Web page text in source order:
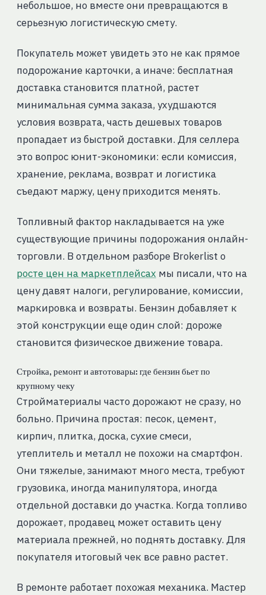
небольшое, но вместе они превращаются в
серьезную логистическую смету.
Покупатель может увидеть это не как прямое
подорожание карточки, а иначе: бесплатная
доставка становится платной, растет
минимальная сумма заказа, ухудшаются
условия возврата, часть дешевых товаров
пропадает из быстрой доставки. Для селлера
это вопрос юнит-экономики: если комиссия,
хранение, реклама, возврат и логистика
съедают маржу, цену приходится менять.
Топливный фактор накладывается на уже
существующие причины подорожания онлайн-
торговли. В отдельном разборе Brokerlist о
росте цен на маркетплейсах мы писали, что на
цену давят налоги, регулирование, комиссии,
маркировка и возвраты. Бензин добавляет к
этой конструкции еще один слой: дороже
становится физическое движение товара.
Стройка, ремонт и автотовары: где бензин бьет по
крупному чеку
Стройматериалы часто дорожают не сразу, но
больно. Причина простая: песок, цемент,
кирпич, плитка, доска, сухие смеси,
утеплитель и металл не похожи на смартфон.
Они тяжелые, занимают много места, требуют
грузовика, иногда манипулятора, иногда
отдельной доставки до участка. Когда топливо
дорожает, продавец может оставить цену
материала прежней, но поднять доставку. Для
покупателя итоговый чек все равно растет.
В ремонте работает похожая механика. Мастер